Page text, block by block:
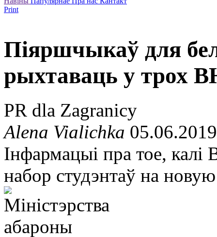
Print
Піяршчыкаў для
рыхтаваць у трох
PR dla Zagranicy
Alena Vialichka
Інфармацыі пра тое,
набор студэнтаў на